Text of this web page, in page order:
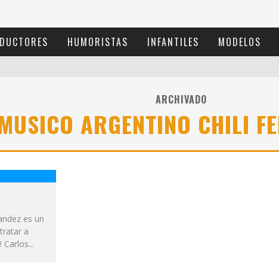
HUMORISTAS INFANTILES MODELOS
ARCHIVADO
ARGENTINO CHILI
es un
a
Carlos...